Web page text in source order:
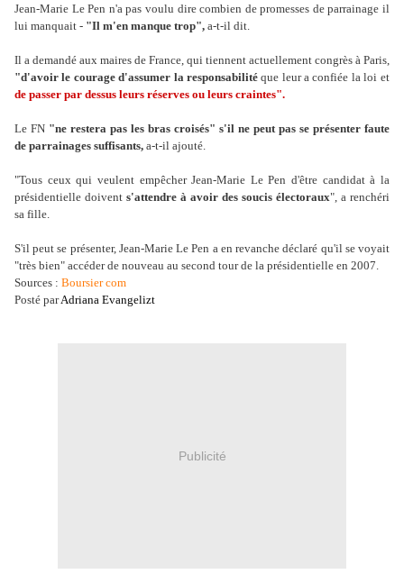
Jean-Marie Le Pen n'a pas voulu dire combien de promesses de parrainage il
lui manquait - "Il m'en manque trop", a-t-il dit.
Il a demandé aux maires de France, qui tiennent actuellement congrès à Paris,
"d'avoir le courage d'assumer la responsabilitéque leur a confiée la loi et
de passer par dessus leurs réserves ou leurs craintes".
Le FN "ne restera pas les bras croisés" s'il ne peut pas se présenter faute
de parrainages suffisants, a-t-il ajouté.
"Tous ceux qui veulent empêcher Jean-Marie Le Pen d'être candidat à la
présidentielle doivent s'attendre à avoir des soucis électoraux", a renchéri
sa fille.
S'il peut se présenter, Jean-Marie Le Pen a en revanche déclaré qu'il se voyait
"très bien" accéder de nouveau au second tour de la présidentielle en 2007.
Sources : Boursier com
Posté parAdriana Evangelizt
Publicité